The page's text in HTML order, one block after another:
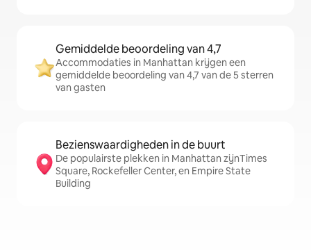
Gemiddelde beoordeling van 4,7
Accommodaties in Manhattan krijgen een
gemiddelde beoordeling van 4,7 van de 5 sterren
van gasten
Bezienswaardigheden in de buurt
De populairste plekken in Manhattan zijnTimes
Square, Rockefeller Center, en Empire State
Building